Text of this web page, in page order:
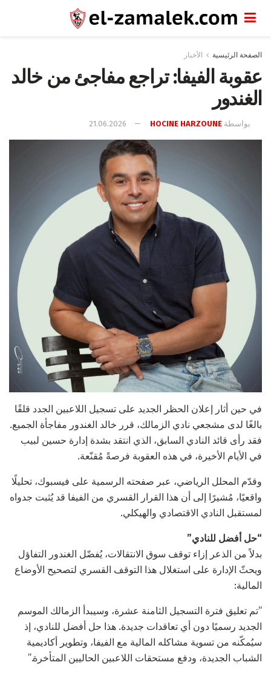
الصفحة الرئيسية الأخبار
عقوبة الفيفا: تراجع مفاجئ من خالد
الغندور
بواسطة HOCINE HARZOUNE
21.06.2026
في حين أثار إعلان الحظر الجديد على تسجيل اللاعبين الجدد قلقًا
بالغًا لدى مشجعي نادي الزمالك، قرر خالد الغندور مفاجأة الجميع.
فقد رأى قائد النادي السابق، الذي انتقد بشدة إدارة حسين لبيب
في الأيام الأخيرة، في هذه العقوبة فرصةً مُقنّعة.
وقدّم المحلل الرياضي، عبر صفحته الرسمية على فيسبوك، تحليلًا
واقعيًا، مُشيرًا إلى أن هذا القرار القسري من الفيفا قد يُثبت جدواه
لمستقبل النادي الاقتصادي والهيكلي.
“حل أفضل للنادي”
بدلاً من الذعر إزاء توقف سوق الانتقالات، يُفضّل الغندور التفاؤل
ويحثّ الإدارة على استغلال هذا التوقف القسري لتصحيح الأوضاع
المالية:
“تم تعليق فترة التسجيل الثامنة عشرة، وسيبدأ الزمالك الموسم
الجديد رسميًا دون أي تعاقدات جديدة. هذا حل أفضل للنادي، إذ
سيُمكّنه من تسوية مشاكله المالية مع الفيفا، وتطوير أكاديمية
الشباب الجديدة، ودفع مستحقات اللاعبين الحاليين المتأخرة.”